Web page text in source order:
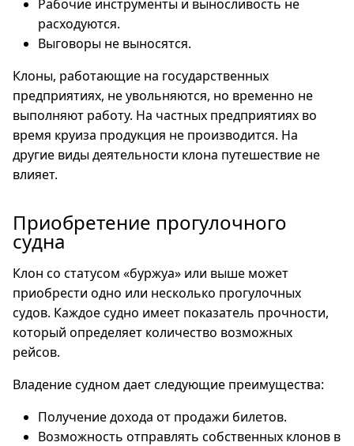
Рабочие инструменты и выносливость не
расходуются.
Выговоры не выносятся.
Клоны, работающие на государственных
предприятиях, не увольняются, но временно не
выполняют работу. На частных предприятиях во
время круиза продукция не производится. На
другие виды деятельности клона путешествие не
влияет.
Приобретение прогулочного
судна
Клон со статусом «буржуа» или выше может
приобрести одно или несколько прогулочных
судов. Каждое судно имеет показатель прочности,
который определяет количество возможных
рейсов.
Владение судном дает следующие преимущества:
Получение дохода от продажи билетов.
Возможность отправлять собственных клонов в